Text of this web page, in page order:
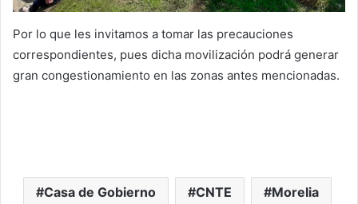
Por lo que les invitamos a tomar las precauciones
correspondientes, pues dicha movilización podrá generar
gran congestionamiento en las zonas antes mencionadas.
Casa de Gobierno CNTE Morelia